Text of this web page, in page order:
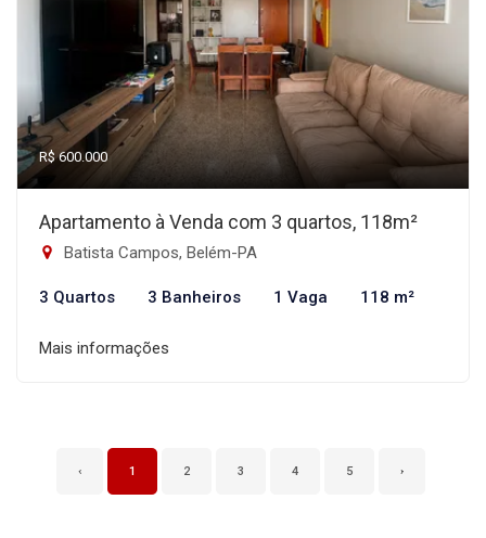
R$ 600.000
Apartamento à Venda com 3 quartos, 118m²
Batista Campos, Belém-PA
3 Quartos 3 Banheiros 1 Vaga 118 m²
Mais informações
‹ 1 2 3 4 5 ›